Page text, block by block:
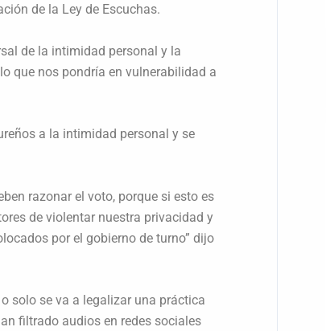
de la Ley de Escuchas.
de la intimidad personal y la
que nos pondría en vulnerabilidad a
a la intimidad personal y se
razonar el voto, porque si esto es
de violentar nuestra privacidad y
por el gobierno de turno” dijo
solo se va a legalizar una práctica
filtrado audios en redes sociales